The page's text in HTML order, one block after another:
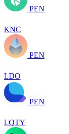
PEN
KNC
PEN
LDO
PEN
LQTY